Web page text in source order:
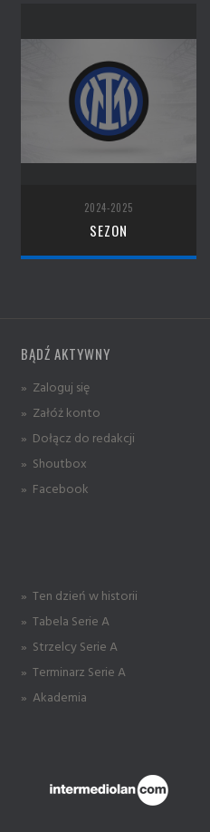
2024-2025
SEZON
BĄDŹ AKTYWNY
» Zaloguj się
» Załóż konto
» Dołącz do redakcji
» Shoutbox
» Facebook
» Ten dzień w historii
» Tabela Serie A
» Strzelcy Serie A
» Terminarz Serie A
» Akademia